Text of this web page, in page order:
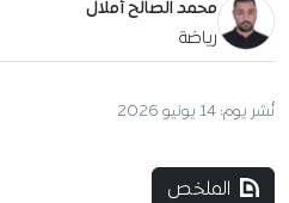
محمد الصالح أملال
رياضة
نُشر يوم: 14 يونيو 2026
الملخص